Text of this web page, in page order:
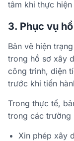
tâm khi thực
3. Phục vụ
Bản vẽ hiện
trong hồ sơ xây
công trình, diện
trước khi tiến
Trong thực tế,
trong các trường
Xin phép xây